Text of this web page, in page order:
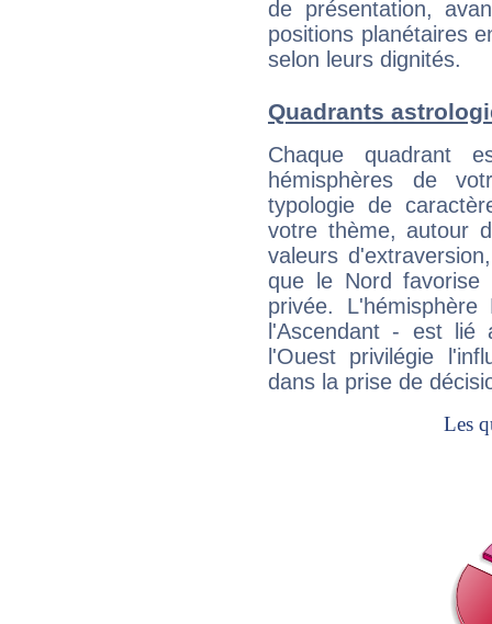
de présentation,
positions planétaires
selon leurs dignités.
Quadrants
Chaque quadrant
hémisphères de
typologie de
votre thème, autour
valeurs
que le Nord favorise
privée.
l'Ascendant - est
l'Ouest privilégie
dans la prise de